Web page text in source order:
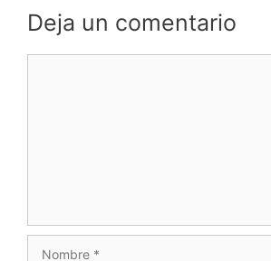
Deja un comentario